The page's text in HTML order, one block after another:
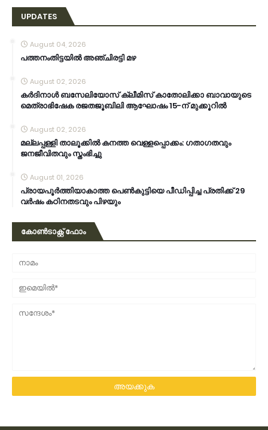
UPDATES
August 04, 2026
പത്തനംതിട്ടയിൽ അഞ്ചിരട്ടി മഴ
August 02, 2026
കര്‍ദിനാള്‍ ബസേലിയോസ് ക്ലീമിസ് കാതോലിക്കാ ബാവായുടെ
മെത്രാഭിഷേക രജതജൂബിലി ആഘോഷം 15-ന് മുക്കൂറില്‍
August 02, 2026
മല്ലപ്പള്ളി താലൂക്കിൽ കനത്ത വെള്ളപ്പൊക്കം: ഗതാഗതവും
ജനജീവിതവും സ്തംഭിച്ചു
August 01, 2026
പ്രായപൂർത്തിയാകാത്ത പെൺകുട്ടിയെ പീഡിപ്പിച്ച പ്രതിക്ക് 29
വർഷം കഠിനതടവും പിഴയും
കോൺടാക്റ്റ് ഫോം